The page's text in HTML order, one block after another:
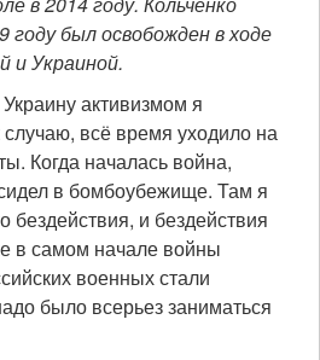
году был освобожден в ходе
и Украиной.
активизмом я
всё время уходило на
Когда началась война,
в бомбоубежище. Там я
бездействия, и бездействия
в самом начале войны
военных стали
было всерьез заниматься